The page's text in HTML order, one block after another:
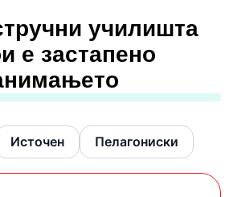
училишта
е застапено
Источен Пелагониски